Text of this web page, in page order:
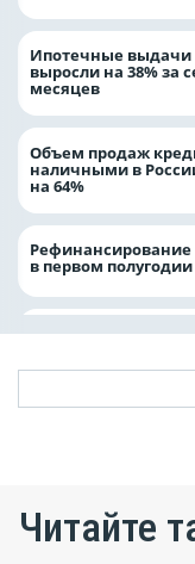
Ипотечные выдачи
выросли на 38% за
месяцев
Объем продаж
наличными в
на 64%
Рефинансирование
в первом полугодии
Читайте